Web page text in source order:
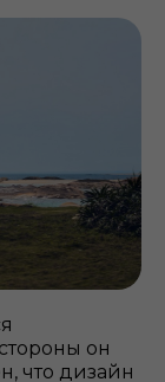
он
что дизайн